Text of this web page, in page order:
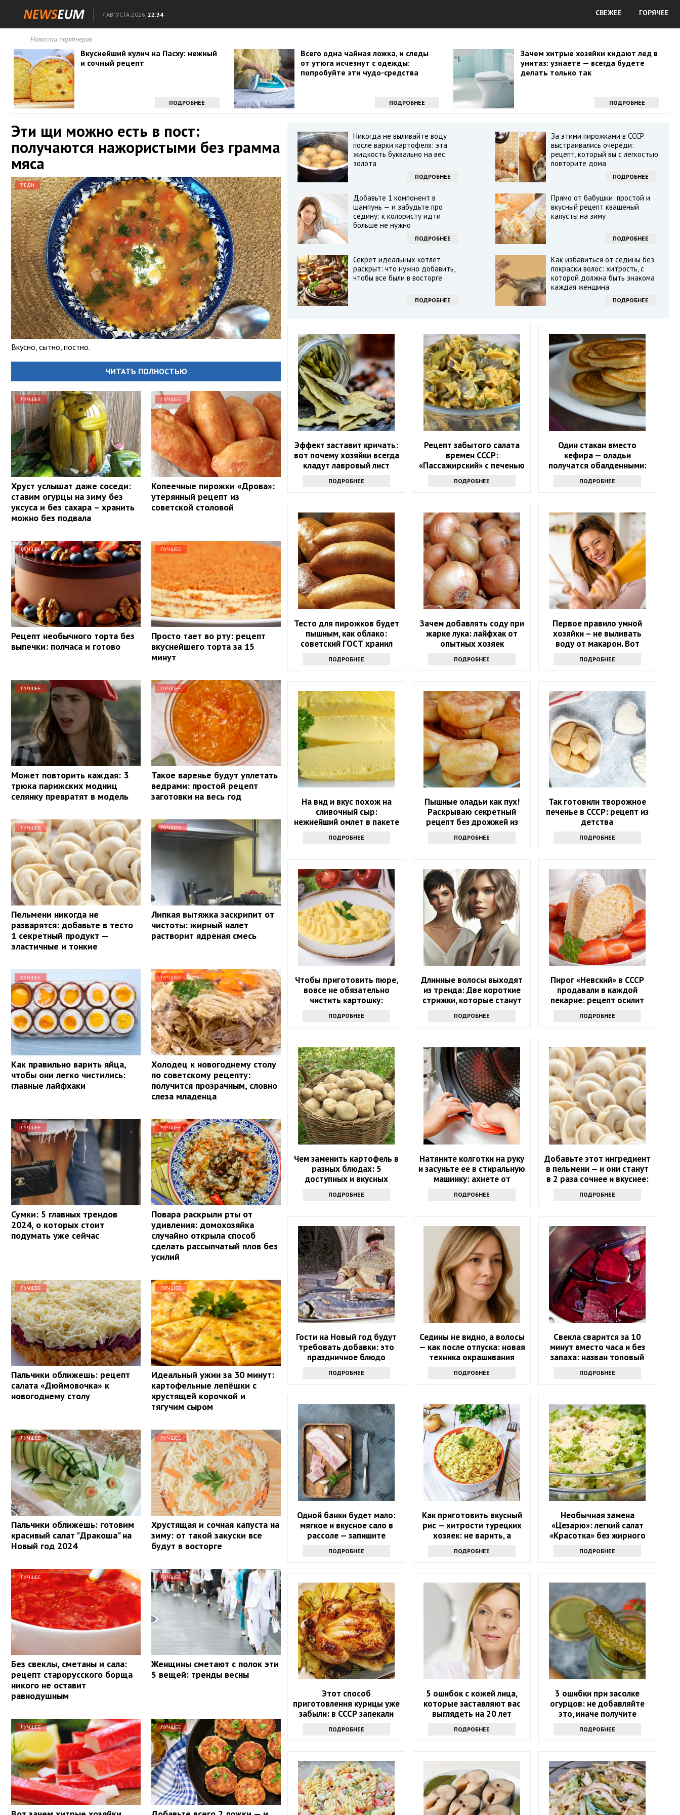
7 АВГУСТА 2026, 22:34 СВЕЖЕЕ ГОРЯЧЕЕ
Новости партнеров
Вкуснейший кулич на Пасху: нежный
и сочный рецепт
ПОДРОБНЕЕ
Всего одна чайная ложка, и следы
от утюга исчезнут с одежды:
попробуйте эти чудо-средства
ПОДРОБНЕЕ
Зачем хитрые хозяйки кидают лед в
унитаз: узнаете — всегда будете
делать только так
ПОДРОБНЕЕ
Эти щи можно есть в пост:
получаются нажористыми без грамма
мяса
ЛЕДИ
Вкусно, сытно, постно.
ЧИТАТЬ ПОЛНОСТЬЮ
ЛУЧШЕЕ
Хруст услышат даже соседи:
ставим огурцы на зиму без
уксуса и без сахара – хранить
можно без подвала
ЛУЧШЕЕ
Копеечные пирожки «Дрова»:
утерянный рецепт из
советской столовой
ЛУЧШЕЕ
Рецепт необычного торта без
выпечки: полчаса и готово
ЛУЧШЕЕ
Просто тает во рту: рецепт
вкуснейшего торта за 15
минут
ЛУЧШЕЕ
Может повторить каждая: 3
трюка парижских модниц
селянку превратят в модель
ЛУЧШЕЕ
Такое варенье будут уплетать
ведрами: простой рецепт
заготовки на весь год
ЛУЧШЕЕ
Пельмени никогда не
разварятся: добавьте в тесто
1 секретный продукт —
эластичные и тонкие
ЛУЧШЕЕ
Липкая вытяжка заскрипит от
чистоты: жирный налет
растворит ядреная смесь
ЛУЧШЕЕ
Как правильно варить яйца,
чтобы они легко чистились:
главные лайфхаки
ЛУЧШЕЕ
Холодец к новогоднему столу
по советскому рецепту:
получится прозрачным, словно
слеза младенца
ЛУЧШЕЕ
Сумки: 5 главных трендов
2024, о которых стоит
подумать уже сейчас
ЛУЧШЕЕ
Повара раскрыли рты от
удивления: домохозяйка
случайно открыла способ
сделать рассыпчатый плов без
усилий
ЛУЧШЕЕ
Пальчики оближешь: рецепт
салата «Дюймовочка» к
новогоднему столу
ЛУЧШЕЕ
Идеальный ужин за 30 минут:
картофельные лепёшки с
хрустящей корочкой и
тягучим сыром
ЛУЧШЕЕ
Пальчики оближешь: готовим
красивый салат "Дракоша" на
Новый год 2024
ЛУЧШЕЕ
Хрустящая и сочная капуста на
зиму: от такой закуски все
будут в восторге
ЛУЧШЕЕ
Без свеклы, сметаны и сала:
рецепт старорусского борща
никого не оставит
равнодушным
ЛУЧШЕЕ
Женщины сметают с полок эти
5 вещей: тренды весны
ЛУЧШЕЕ ЛУЧШЕЕ
Никогда не выливайте воду
после варки картофеля: эта
жидкость буквально на вес
золота
ПОДРОБНЕЕ
За этими пирожками в СССР
выстраивались очереди:
рецепт, который вы с легкостью
повторите дома
ПОДРОБНЕЕ
Добавьте 1 компонент в
шампунь — и забудьте про
седину: к колористу идти
больше не нужно
ПОДРОБНЕЕ
Прямо от бабушки: простой и
вкусный рецепт квашеный
капусты на зиму
ПОДРОБНЕЕ
Секрет идеальных котлет
раскрыт: что нужно добавить,
чтобы все были в восторге
ПОДРОБНЕЕ
Как избавиться от седины без
покраски волос: хитрость, с
которой должна быть знакома
каждая женщина
ПОДРОБНЕЕ
Эффект заставит кричать:
вот почему хозяйки всегда
кладут лавровый лист
ПОДРОБНЕЕ
Рецепт забытого салата
времен СССР:
«Пассажирский» с печенью
ПОДРОБНЕЕ
Один стакан вместо
кефира — оладьи
получатся обалденными:
пробовали
ПОДРОБНЕЕ
Тесто для пирожков будет
пышным, как облако:
советский ГОСТ хранил
ПОДРОБНЕЕ
Зачем добавлять соду при
жарке лука: лайфхак от
опытных хозяек
ПОДРОБНЕЕ
Первое правило умной
хозяйки – не выливать
воду от макарон. Вот
ПОДРОБНЕЕ
На вид и вкус похож на
сливочный сыр:
нежнейший омлет в пакете
ПОДРОБНЕЕ
Пышные оладьи как пух!
Раскрываю секретный
рецепт без дрожжей из
маминой тетради
ПОДРОБНЕЕ
Так готовили творожное
печенье в СССР: рецепт из
детства
ПОДРОБНЕЕ
Чтобы приготовить пюре,
вовсе не обязательно
чистить картошку:
раскрыт топовый секрет
ПОДРОБНЕЕ
Длинные волосы выходят
из тренда: Две короткие
стрижки, которые станут
года
ПОДРОБНЕЕ
Пирог «Невский» в СССР
продавали в каждой
пекарне: рецепт осилит
даже неопытная хозяйка
ПОДРОБНЕЕ
Чем заменить картофель в
разных блюдах: 5
доступных и вкусных
ПОДРОБНЕЕ
Натяните колготки на руку
и засуньте ее в стиральную
машинку: ахнете от
ПОДРОБНЕЕ
Добавьте этот ингредиент
в пельмени — и они станут
в 2 раза сочнее и вкуснее:
ПОДРОБНЕЕ
Гости на Новый год будут
требовать добавки: это
праздничное блюдо
обожали русские цари
ПОДРОБНЕЕ
Седины не видно, а волосы
— как после отпуска: новая
техника окрашивания
любой краски
ПОДРОБНЕЕ
Свекла сварится за 10
минут вместо часа и без
запаха: назван топовый
способ
ПОДРОБНЕЕ
Одной банки будет мало:
мягкое и вкусное сало в
рассоле — запишите
ПОДРОБНЕЕ
Как приготовить вкусный
рис — хитрости турецких
хозяек: не варить, а
ПОДРОБНЕЕ
Необычная замена
«Цезарю»: легкий салат
«Красотка» без жирного
майонеза и сухарей
ПОДРОБНЕЕ
Этот способ
приготовления курицы уже
забыли: в СССР запекали
вкуснее, чем на гриле
ПОДРОБНЕЕ
5 ошибок с кожей лица,
которые заставляют вас
выглядеть на 20 лет
ПОДРОБНЕЕ
3 ошибки при засолке
огурцов: не добавляйте
это, иначе получите
закуску
ПОДРОБНЕЕ